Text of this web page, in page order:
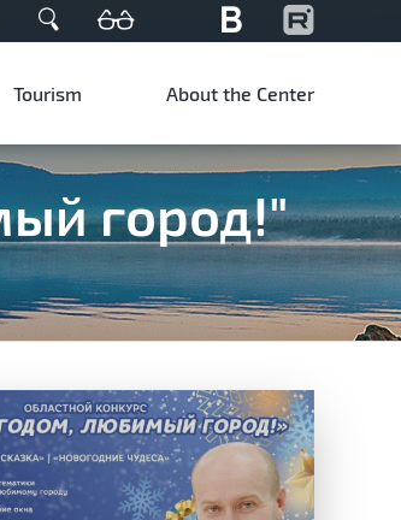
Tourism About the Center
город!"